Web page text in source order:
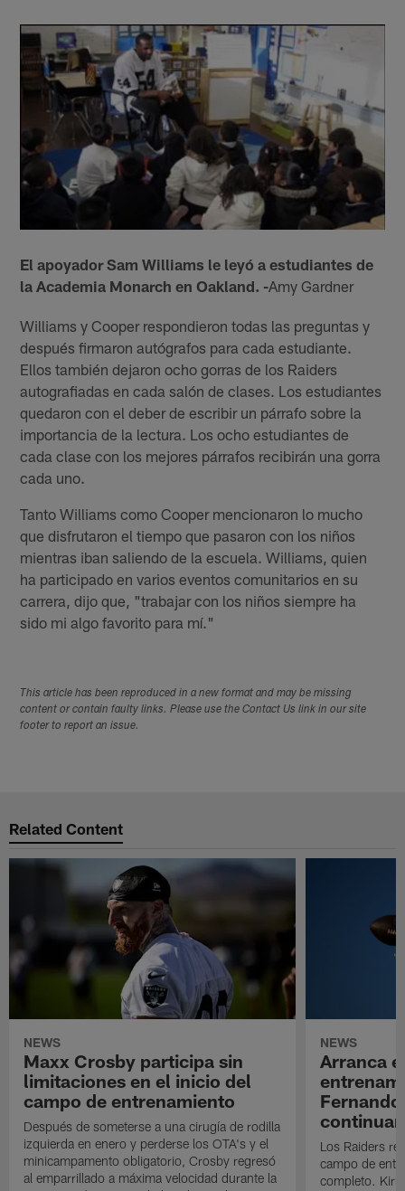
El apoyador Sam Williams le leyó a estudiantes de
la Academia Monarch en Oakland. -Amy Gardner
Williams y Cooper respondieron todas las preguntas y
después firmaron autógrafos para cada estudiante.
Ellos también dejaron ocho gorras de los Raiders
autografiadas en cada salón de clases. Los estudiantes
quedaron con el deber de escribir un párrafo sobre la
importancia de la lectura. Los ocho estudiantes de
cada clase con los mejores párrafos recibirán una gorra
cada uno.
Tanto Williams como Cooper mencionaron lo mucho
que disfrutaron el tiempo que pasaron con los niños
mientras iban saliendo de la escuela. Williams, quien
ha participado en varios eventos comunitarios en su
carrera, dijo que, "trabajar con los niños siempre ha
sido mi algo favorito para mí."
This article has been reproduced in a new format and may be missing
content or contain faulty links. Please use the Contact Us link in our site
footer to report an issue.
Related Content
NEWS
Maxx Crosby participa sin
limitaciones en el inicio del
campo de entrenamiento
Después de someterse a una cirugía de rodilla
izquierda en enero y perderse los OTA's y el
minicampamento obligatorio, Crosby regresó
al emparrillado a máxima velocidad durante la
NEWS
Arranca
Los Raiders
campo de
completo. Kirk